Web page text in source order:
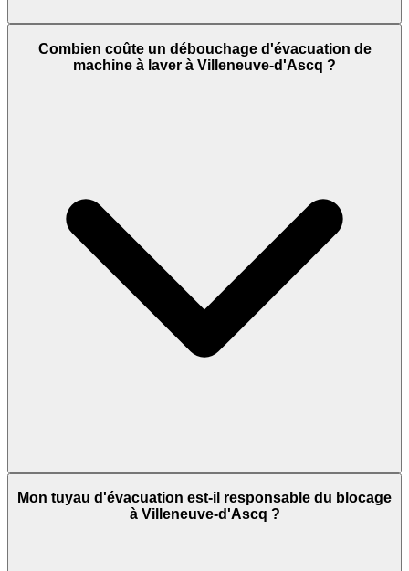
Combien coûte un débouchage d'évacuation de
machine à laver à Villeneuve-d'Ascq ?
Mon tuyau d'évacuation est-il responsable du blocage
à Villeneuve-d'Ascq ?